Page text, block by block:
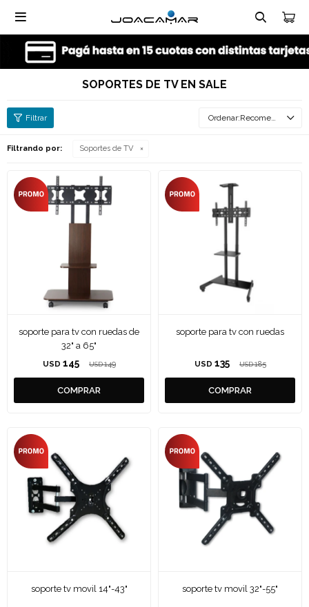

SOPORTES DE TV EN SALE
Recomendados
Filtrando por: Soportes de TV
soporte para tv con ruedas de
32" a 65"
USD 145 USD 149
soporte para tv con ruedas
USD 135 USD 185
soporte tv movil 14"-43" soporte tv movil 32"-55"